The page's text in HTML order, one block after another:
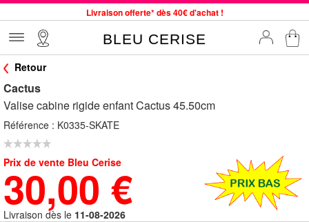
Livraison offerte* dès 40€ d'achat !
Commande avant 12h expédiée le jour même, du lundi au vendredi
Jusqu'à -75% sur le site du 29/07 au 27/08
Samsonite, Delsey, American Tourister, Little Marcel à Prix Bas
BLEU CERISE
Retour
Cactus
Valise cabine rigide enfant Cactus 45.50cm
Référence : K0335-SKATE
Prix de vente Bleu Cerise
30,00 €
Livraison dès le 11-08-2026